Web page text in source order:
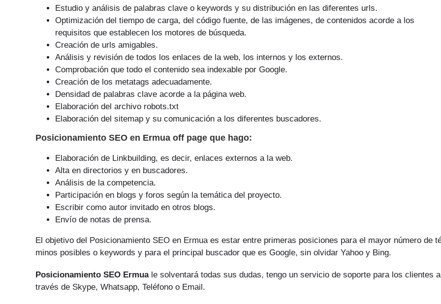
Estudio y análisis de palabras clave o keywords y su distribución en las diferentes urls.
Optimización del tiempo de carga, del código fuente, de las imágenes, de contenidos acorde a los
requisitos que establecen los motores de búsqueda.
Creación de urls amigables.
Análisis y revisión de todos los enlaces de la web, los internos y los externos.
Comprobación que todo el contenido sea indexable por Google.
Creación de los metatags adecuadamente.
Densidad de palabras clave acorde a la página web.
Elaboración del archivo robots.txt
Elaboración del sitemap y su comunicación a los diferentes buscadores.
Posicionamiento SEO en Ermua off page que hago:
Elaboración de Linkbuilding, es decir, enlaces externos a la web.
Alta en directorios y en buscadores.
Análisis de la competencia.
Participación en blogs y foros según la temática del proyecto.
Escribir como autor invitado en otros blogs.
Envío de notas de prensa.
El objetivo del Posicionamiento SEO en Ermua es estar entre primeras posiciones para el mayor número de
minos posibles o keywords y para el principal buscador que es Google, sin olvidar Yahoo y Bing.
Posicionamiento SEO Ermuale solventará todas sus dudas, tengo un servicio de soporte para los clientes a
través de Skype, Whatsapp, Teléfono o Email.